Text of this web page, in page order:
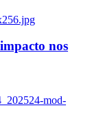
nos
mod-